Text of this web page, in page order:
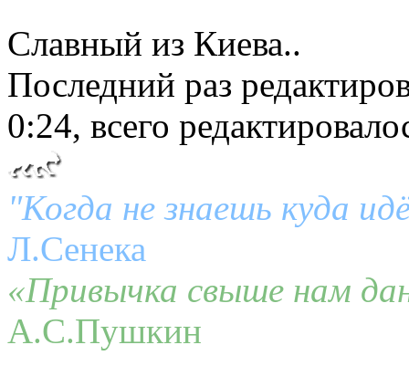
Славный из Киева..
Последний раз
0:24, всего
"Когда не знаешь куда
Л.Сенека
«Привычка свыше нам
А.С.Пушкин